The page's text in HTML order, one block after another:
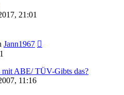
21:01
Jann1967
mit ABE/ TÜV-Gibts das?
11:16